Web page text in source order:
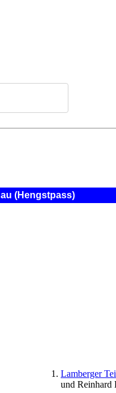
(Hengstpass)
Lamberger
und Reinhard